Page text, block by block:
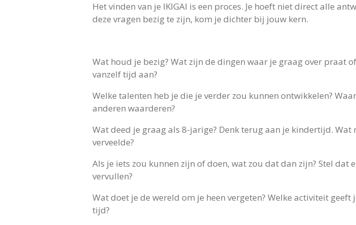
Het vinden van je IKIGAI is een proces. Je hoeft niet direct alle
deze vragen bezig te zijn, kom je dichter bij jouw kern.
Wat houd je bezig? Wat zijn de dingen waar je graag over praat
vanzelf tijd aan?
Welke talenten heb je die je verder zou kunnen ontwikkelen?
anderen waarderen?
Wat deed je graag als 8-jarige? Denk terug aan je kindertijd.
verveelde?
Als je iets zou kunnen zijn of doen, wat zou dat dan zijn? Stel dat
vervullen?
Wat doet je de wereld om je heen vergeten? Welke activiteit geeft
tijd?